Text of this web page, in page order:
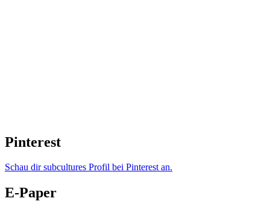
Pinterest
Schau dir subcultures Profil bei Pinterest an.
E-Paper